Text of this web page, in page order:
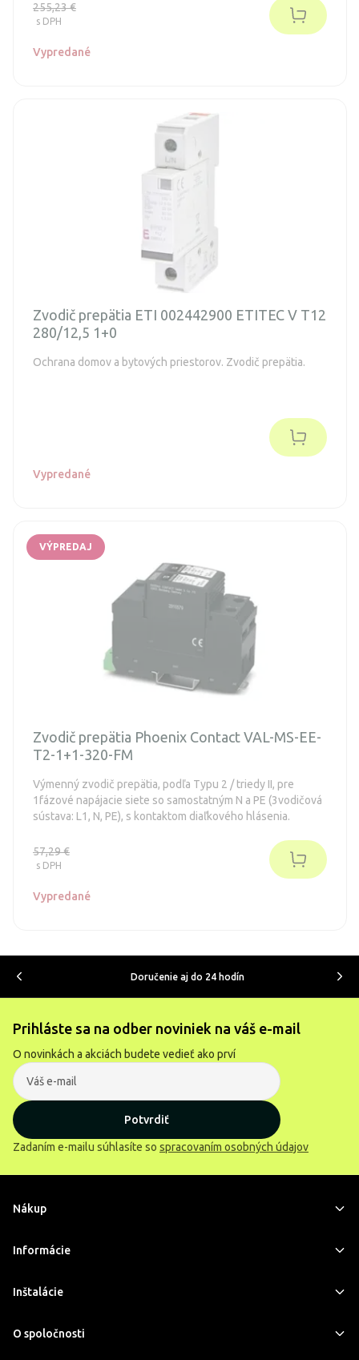
255,23 €
s DPH
Vypredané
Zvodič prepätia ETI 002442900 ETITEC V T12
280/12,5 1+0
Ochrana domov a bytových priestorov. Zvodič prepätia.
Vypredané
VÝPREDAJ
Zvodič prepätia Phoenix Contact VAL-MS-EE-
T2-1+1-320-FM
Výmenný zvodič prepätia, podľa Typu 2 / triedy II, pre
1fázové napájacie siete so samostatným N a PE (3vodičová
sústava: L1, N, PE), s kontaktom diaľkového hlásenia.
57,29 €
s DPH
Vypredané
Doručenie aj do 24 hodín
Prihláste sa na odber noviniek na váš e-mail
O novinkách a akciách budete vedieť ako prví
Potvrdiť
Zadaním e-mailu súhlasíte so spracovaním osobných údajov
Nákup
Informácie
Inštalácie
O spoločnosti